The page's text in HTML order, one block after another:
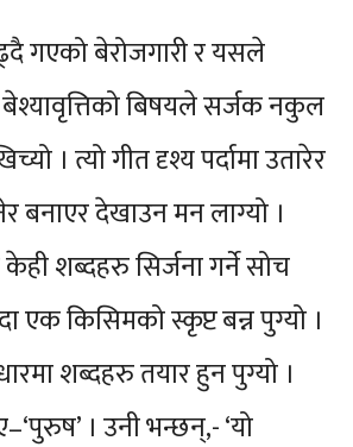
गएको बेरोजगारी र यसले
बिषयले सर्जक नकुल
। त्यो गीत दृश्य पर्दामा उतारेर
बनाएर देखाउन मन लाग्यो ।
शब्दहरु सिर्जना गर्ने सोच
एक किसिमको स्कृप्ट बन्न पुग्यो ।
शब्दहरु तयार हुन पुग्यो ।
। उनी भन्छन्,- ‘यो